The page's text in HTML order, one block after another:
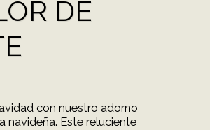
DE
con nuestro adorno
navideña. Este reluciente